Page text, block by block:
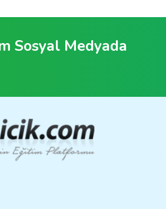
Sosyal Medyada